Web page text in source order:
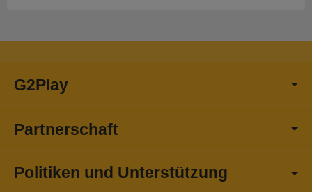
G2Play
Partnerschaft
Politiken und Unterstützung